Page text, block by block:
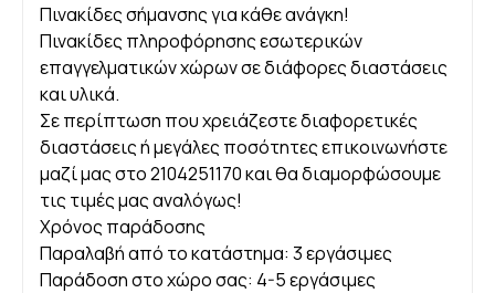
Πινακίδες σήμανσης για κάθε ανάγκη!
Πινακίδες πληροφόρησης εσωτερικών
επαγγελματικών χώρων σε διάφορες διαστάσεις
και υλικά.
Σε περίπτωση που χρειάζεστε διαφορετικές
διαστάσεις ή μεγάλες ποσότητες επικοινωνήστε
μαζί μας στο 2104251170 και θα διαμορφώσουμε
τις τιμές μας αναλόγως!
Χρόνος παράδοσης
Παραλαβή από το κατάστημα: 3 εργάσιμες
Παράδοση στο χώρο σας: 4-5 εργάσιμες